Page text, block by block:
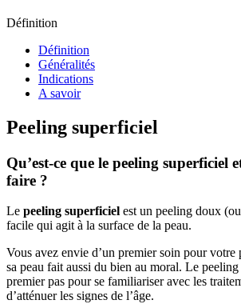
Définition
Définition
Généralités
Indications
A savoir
Peeling superficiel
Qu’est-ce que le peeling superficiel
faire ?
Le peeling superficiel est un peeling doux
facile qui agit à la surface de la peau.
Vous avez envie d’un premier soin pour votre
sa peau fait aussi du bien au moral. Le
premier pas pour se familiariser avec les
d’atténuer les signes de l’âge.